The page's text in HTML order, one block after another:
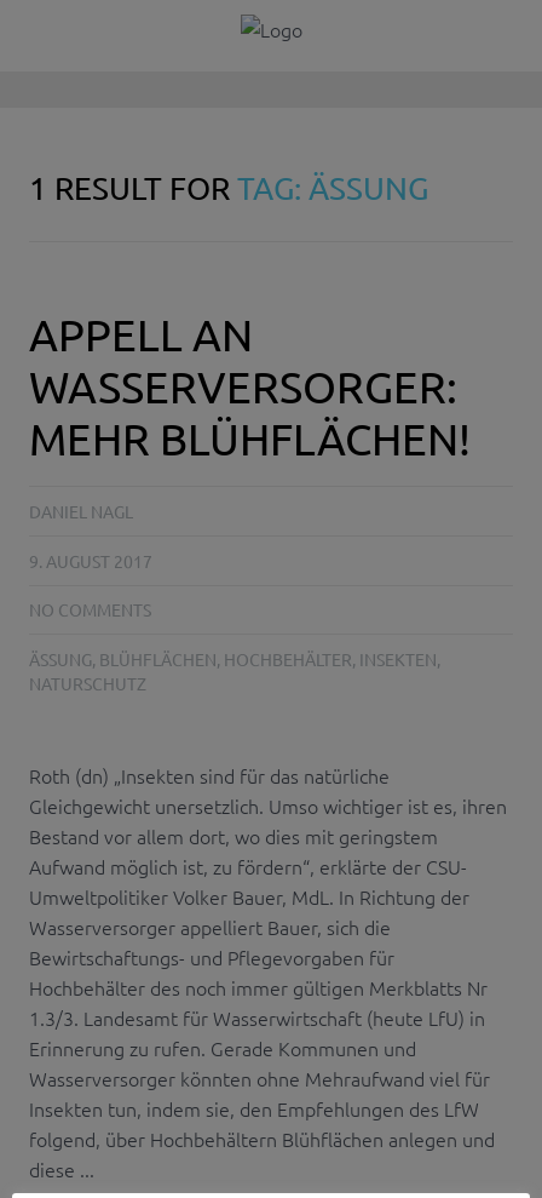
1 RESULT FORTAG: ÄSSUNG
APPELL AN
WASSERVERSORGER:
MEHR BLÜHFLÄCHEN!
DANIEL NAGL
9. AUGUST 2017
NO COMMENTS
ÄSSUNG , BLÜHFLÄCHEN, HOCHBEHÄLTER, INSEKTEN,
NATURSCHUTZ
Roth (dn) „Insekten sind für das natürliche
Gleichgewicht unersetzlich. Umso wichtiger ist es, ihren
Bestand vor allem dort, wo dies mit geringstem
Aufwand möglich ist, zu fördern“, erklärte der CSU-
Umweltpolitiker Volker Bauer, MdL. In Richtung der
Wasserversorger appelliert Bauer, sich die
Bewirtschaftungs- und Pflegevorgaben für
Hochbehälter des noch immer gültigen Merkblatts Nr
1.3/3. Landesamt für Wasserwirtschaft (heute LfU) in
Erinnerung zu rufen. Gerade Kommunen und
Wasserversorger könnten ohne Mehraufwand viel für
Insekten tun, indem sie, den Empfehlungen des LfW
folgend, über Hochbehältern Blühflächen anlegen und
diese ...